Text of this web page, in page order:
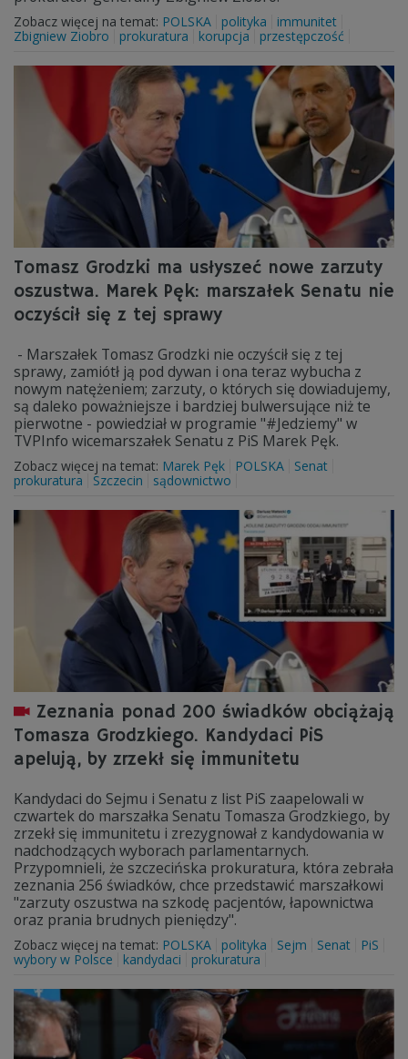
Zobacz więcej na temat: POLSKA polityka
immunitet
Zbigniew Ziobro
prokuratura korupcja przestępczość
Tomasz Grodzki ma usłyszeć nowe zarzuty
oszustwa. Marek Pęk: marszałek Senatu nie
oczyścił się z tej sprawy
- Marszałek Tomasz Grodzki nie oczyścił się z tej
sprawy, zamiótł ją pod dywan i ona teraz wybucha z
nowym natężeniem; zarzuty, o których się dowiadujemy,
są daleko poważniejsze i bardziej bulwersujące niż te
pierwotne - powiedział w programie "#Jedziemy" w
TVPInfo wicemarszałek Senatu z PiS Marek Pęk.
Zobacz więcej na temat: Marek Pęk POLSKA
Senat
prokuratura
Szczecin sądownictwo
Zeznania ponad 200 świadków obciążają
Tomasza Grodzkiego. Kandydaci PiS
apelują, by zrzekł się immunitetu
Kandydaci do Sejmu i Senatu z list PiS zaapelowali w
czwartek do marszałka Senatu Tomasza Grodzkiego, by
zrzekł się immunitetu i zrezygnował z kandydowania w
nadchodzących wyborach parlamentarnych.
Przypomnieli, że szczecińska prokuratura, która zebrała
zeznania 256 świadków, chce przedstawić marszałkowi
"zarzuty oszustwa na szkodę pacjentów, łapownictwa
oraz prania brudnych pieniędzy".
Zobacz więcej na temat: POLSKA polityka Sejm Senat
PiS
wybory w Polsce
kandydaci prokuratura